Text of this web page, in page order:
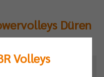
Düren
Volleys